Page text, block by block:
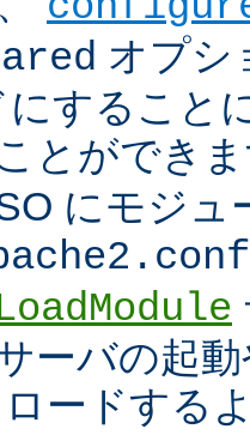
オプシ
にすること
とができ
にモジュ
ーバの起
ードする